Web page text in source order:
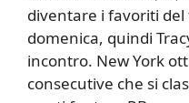
diventare i favoriti
domenica, quindi
incontro. New York
consecutive che si